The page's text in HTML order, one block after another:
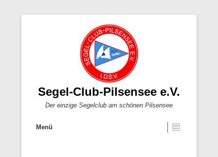
Segel-Club-Pilsensee e.V.
Der einzige Segelclub am schönen Pilsensee
Menü